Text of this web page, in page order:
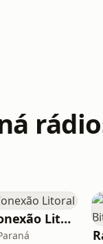
Rádio Conexão Litoral